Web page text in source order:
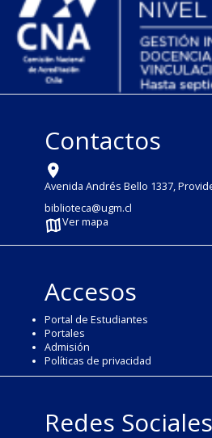
Contactos
Avenida Andrés Bello 1337,
biblioteca@ugm.cl
Ver mapa
Accesos
Portal de Estudiantes
Portales
Admisión
Políticas de privacidad
Redes Sociales